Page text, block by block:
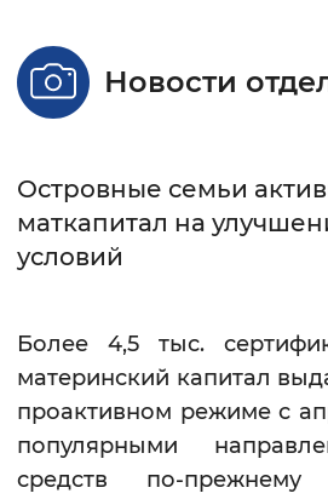
Стандартный
Без засечек
Цвет
Монохромный
Синий
Новости
Островные семьи
маткапитал на
условий
Более 4,5 тыс.
материнский капитал
проактивном режиме с
популярными
средств по-прежнему